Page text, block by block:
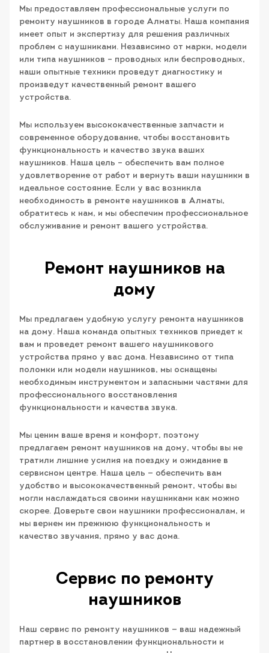
Мы предоставляем профессиональные услуги по
ремонту наушников в городе Алматы. Наша компания
имеет опыт и экспертизу для решения различных
проблем с наушниками. Независимо от марки, модели
или типа наушников – проводных или беспроводных,
наши опытные техники проведут диагностику и
произведут качественный ремонт вашего
устройства.
Мы используем высококачественные запчасти и
современное оборудование, чтобы восстановить
функциональность и качество звука ваших
наушников. Наша цель – обеспечить вам полное
удовлетворение от работ и вернуть ваши наушники в
идеальное состояние. Если у вас возникла
необходимость в ремонте наушников в Алматы,
обратитесь к нам, и мы обеспечим профессиональное
обслуживание и ремонт вашего устройства.
Ремонт наушников на
дому
Мы предлагаем удобную услугу ремонта наушников
на дому. Наша команда опытных техников приедет к
вам и проведет ремонт вашего наушникового
устройства прямо у вас дома. Независимо от типа
поломки или модели наушников, мы оснащены
необходимым инструментом и запасными частями для
профессионального восстановления
функциональности и качества звука.
Мы ценим ваше время и комфорт, поэтому
предлагаем ремонт наушников на дому, чтобы вы не
тратили лишние усилия на поездку и ожидание в
сервисном центре. Наша цель — обеспечить вам
удобство и высококачественный ремонт, чтобы вы
могли наслаждаться своими наушниками как можно
скорее. Доверьте свои наушники профессионалам, и
мы вернем им прежнюю функциональность и
качество звучания, прямо у вас дома.
Сервис по ремонту
наушников
Наш сервис по ремонту наушников — ваш надежный
партнер в восстановлении функциональности и